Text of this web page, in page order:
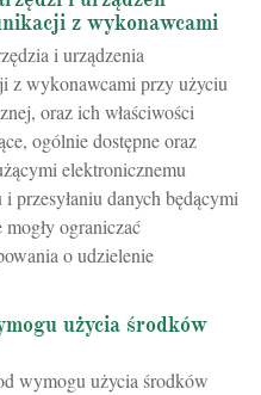
z wykonawcami
i urządzenia
z wykonawcami przy użyciu
oraz ich właściwości
ogólnie dostępne oraz
elektronicznemu
przesyłaniu danych będącymi
ograniczać
o udzielenie
użycia środków
wymogu użycia środków